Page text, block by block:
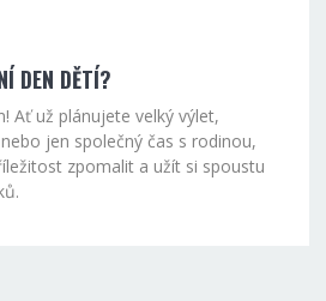
DEN DĚTÍ?
Ať už plánujete velký výlet,
jen společný čas s rodinou,
zpomalit a užít si spoustu